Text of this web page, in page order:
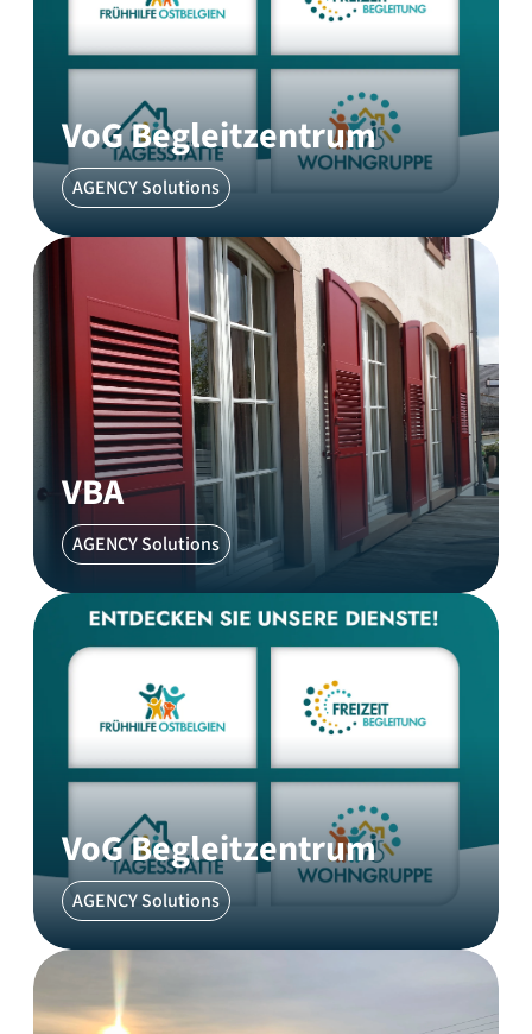
VoG Begleitzentrum
AGENCY Solutions
VBA
AGENCY Solutions
VoG Begleitzentrum
AGENCY Solutions